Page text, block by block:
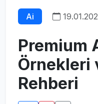
Ai
Premium
Örnekleri
Rehberi